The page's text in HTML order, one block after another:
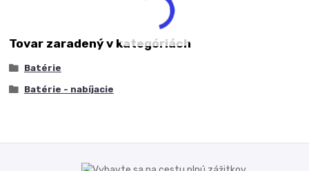
Tovar zaradený v kategóriách
Batérie
Batérie - nabíjacie